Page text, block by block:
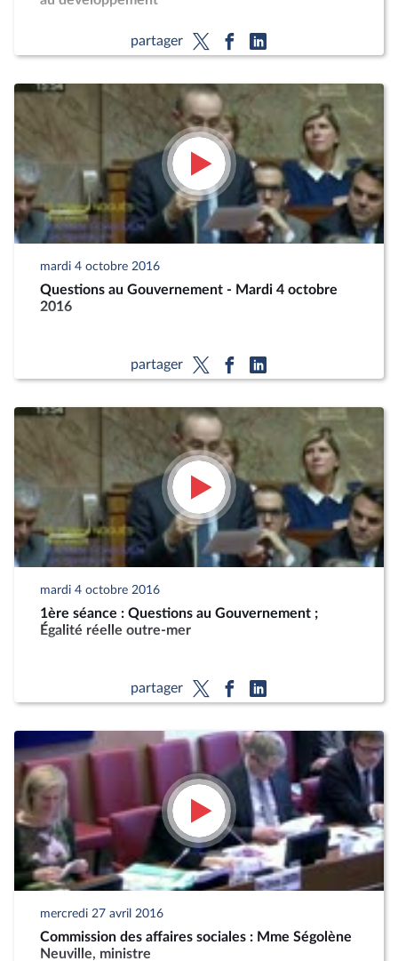
partager
mardi 4 octobre 2016
Questions au Gouvernement - Mardi 4 octobre
2016
partager
mardi 4 octobre 2016
1ère séance : Questions au Gouvernement ;
Égalité réelle outre-mer
partager
mercredi 27 avril 2016
Commission des affaires sociales : Mme Ségolène
Neuville, ministre